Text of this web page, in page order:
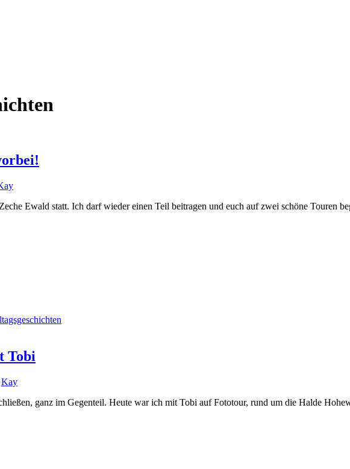
Ewald statt. Ich darf wieder einen Teil beitragen und euch auf zwei schöne Touren
Tobi
Kay
ganz im Gegenteil. Heute war ich mit Tobi auf Fototour, rund um die Halde